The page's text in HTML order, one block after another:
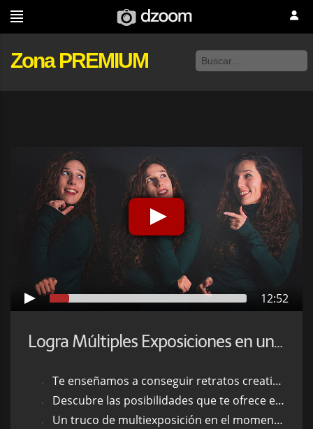
Zona PREMIUM
12:52
Logra Múltiples Exposiciones en una Única Toma con un Flash
Te enseñamos a conseguir retratos creativos usando el flash
Descubre las posibilidades que te ofrece el modo multi/estroboscópico del flash
Un truco de multiexposición en el momento del disparo, nada de fotomontajes